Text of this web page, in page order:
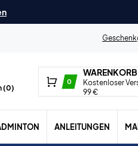
(0)
0
WARENKORB
Kostenloser
99 €
ANLEITUNGEN